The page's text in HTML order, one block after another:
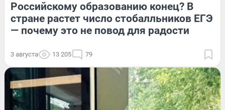
Российскому образованию конец? В
стране растет число стобалльников ЕГЭ
— почему это не повод для радости
3 августа 13 205 79